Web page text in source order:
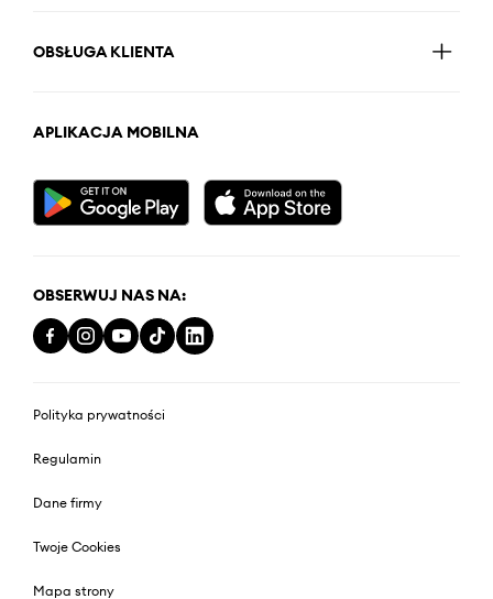
OBSŁUGA KLIENTA
APLIKACJA MOBILNA
OBSERWUJ NAS NA:
Polityka prywatności
Regulamin
Dane firmy
Twoje Cookies
Mapa strony